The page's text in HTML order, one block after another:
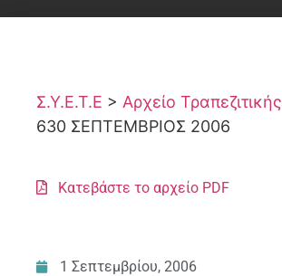
Σ.Υ.Ε.Τ.Ε > Αρχείο Τραπεζιτικής
630 ΣΕΠΤΕΜΒΡΙΟΣ 2006
Κατεβάστε το αρχείο PDF
1 Σεπτεμβρίου, 2006